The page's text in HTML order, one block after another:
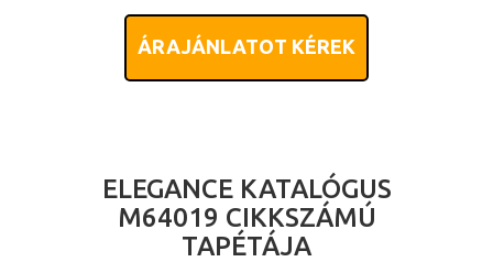
ÁRAJÁNLATOT KÉREK
ELEGANCE KATALÓGUS
M64019 CIKKSZÁMÚ
TAPÉTÁJA